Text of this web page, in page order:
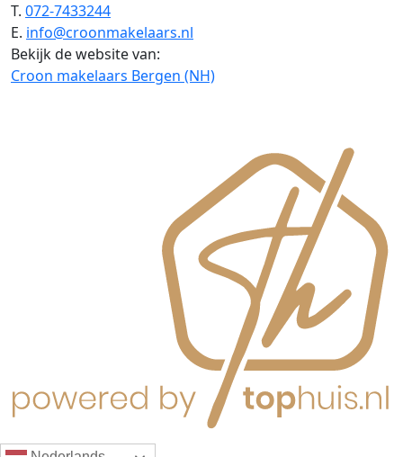
T. 072-7433244
E. info@croonmakelaars.nl
Bekijk de website van:
Croon makelaars Bergen (NH)